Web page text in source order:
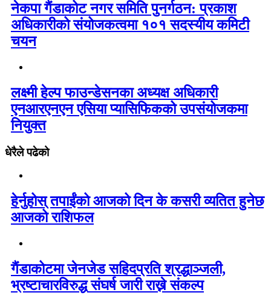
नेकपा गैंडाकोट नगर समिति पुनर्गठन: प्रकाश
अधिकारीको संयोजकत्वमा १०१ सदस्यीय कमिटी
चयन
लक्ष्मी हेल्प फाउन्डेसनका अध्यक्ष अधिकारी
एनआरएनएन एसिया प्यासिफिकको उपसंयोजकमा
नियुक्त
धेरैले पढेको
हेर्नुहोस् तपाईंको आजको दिन के कसरी व्यतित हुनेछ
आजको राशिफल
गैंडाकोटमा जेनजेड सहिदप्रति श्रद्धाञ्जली,
भ्रष्टाचारविरुद्ध संघर्ष जारी राख्ने संकल्प